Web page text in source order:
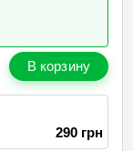
В корзину
290 грн